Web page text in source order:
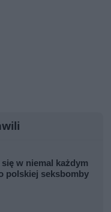
w niemal każdym
polskiej seksbomby